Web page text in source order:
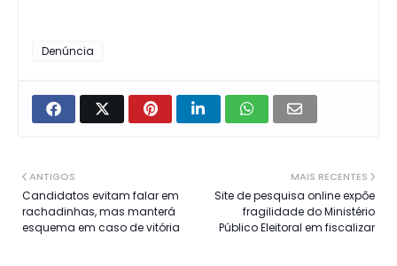
Denúncia
MAIS RECENTES
Site de pesquisa online expõe
fragilidade do Ministério
Público Eleitoral em fiscalizar
ANTIGOS
Candidatos evitam falar em
rachadinhas, mas manterá
esquema em caso de vitória